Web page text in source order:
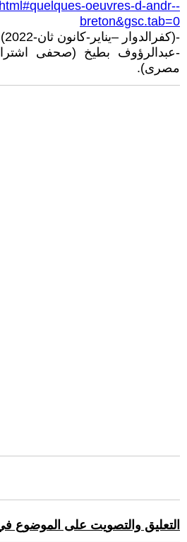
oeuvres-d-andr--
breton&gsc.tab=0
-(كفرالدوار –يناير-كانون ثان-2022)
-عبدالرؤوف بطيخ (صحفى
مصرى).
التعليق والتصويت على الموضوع